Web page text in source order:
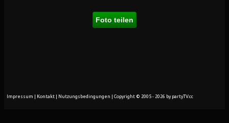
Foto teilen
Impressum Kontakt Nutzungsbedingungen | Copyright © 2005 - 2026 by partyTV.cc